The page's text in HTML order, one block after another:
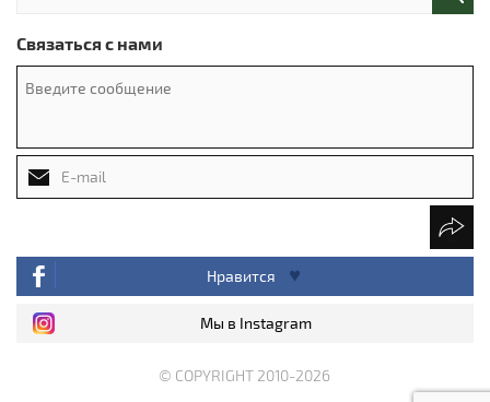
Связаться с нами
Нравится
Мы в Instagram
© COPYRIGHT 2010-2026